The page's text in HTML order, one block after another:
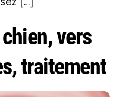
vers
traitement